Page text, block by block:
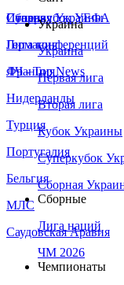
Сборная Украины
Италия
Германия
Франция
Нидерланды
Турция
Португалия
Бельгия
МЛС
Саудовская Аравия
Суперкубок УЕФА
Лига конференций
ЛЧ - Top News
Украина
Украина
Первая лига
Вторая лига
Кубок Украины
Суперкубок
Сборная
Сборные
Лига наций
ЧМ 2026
Чемпионаты